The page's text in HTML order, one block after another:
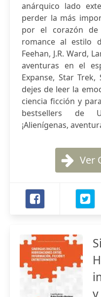
anárquico lado
perder la más
por el corazón
romance al estilo
Feehan, J.R. Ward,
aventuras en el
Expanse, Star
dejes de leer la
ciencia ficción y
bestsellers de
¡Alienígenas,
Ver